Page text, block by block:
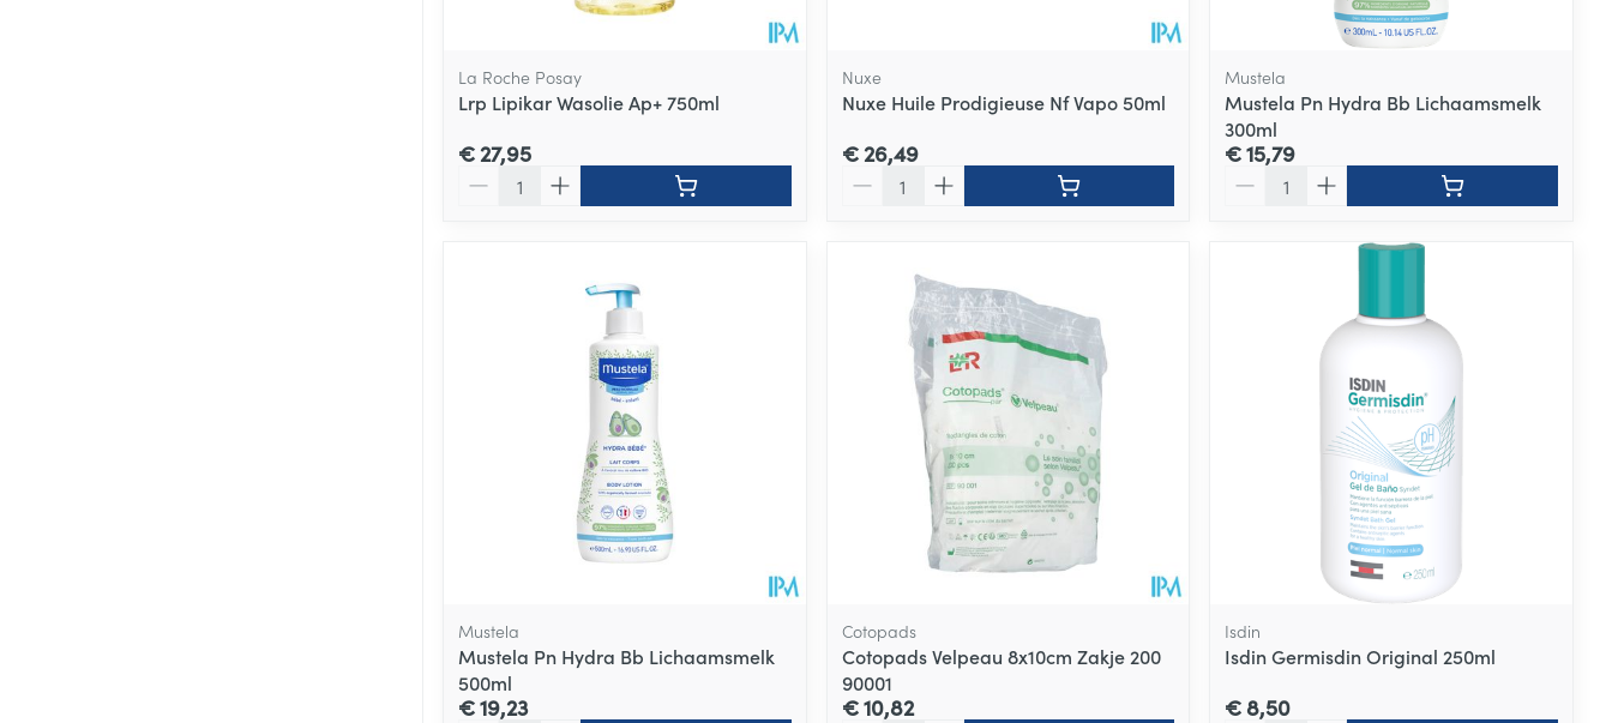
La Roche Posay
Lrp Lipikar Wasolie Ap+ 750ml
€ 27,95
Nuxe
Nuxe Huile Prodigieuse Nf Vapo 50ml
€ 26,49
Mustela
Mustela Pn Hydra Bb Lichaamsmelk
300ml
€ 15,79
Mustela
Mustela Pn Hydra Bb Lichaamsmelk
500ml
€ 19,23
Cotopads
Cotopads Velpeau 8x10cm Zakje 200
90001
€ 10,82
Isdin
Isdin Germisdin Original 250ml
€ 8,50